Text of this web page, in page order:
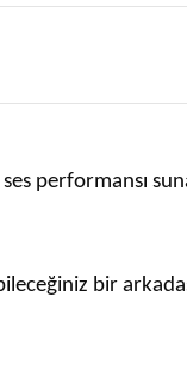
performansı
bir